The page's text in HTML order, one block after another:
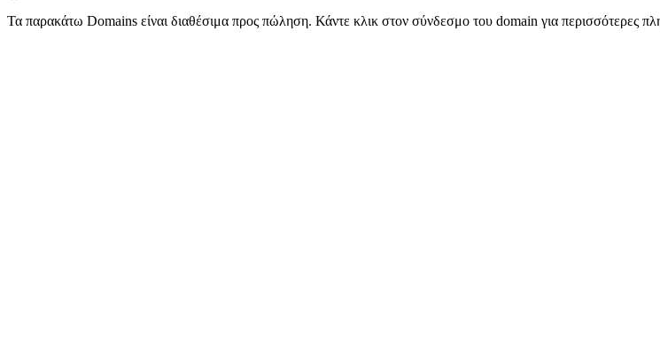
Τα παρακάτω Domains είναι διαθέσιμα προς πώληση. Κάντε κλικ στον σύνδεσμο του domain για περισσότερες